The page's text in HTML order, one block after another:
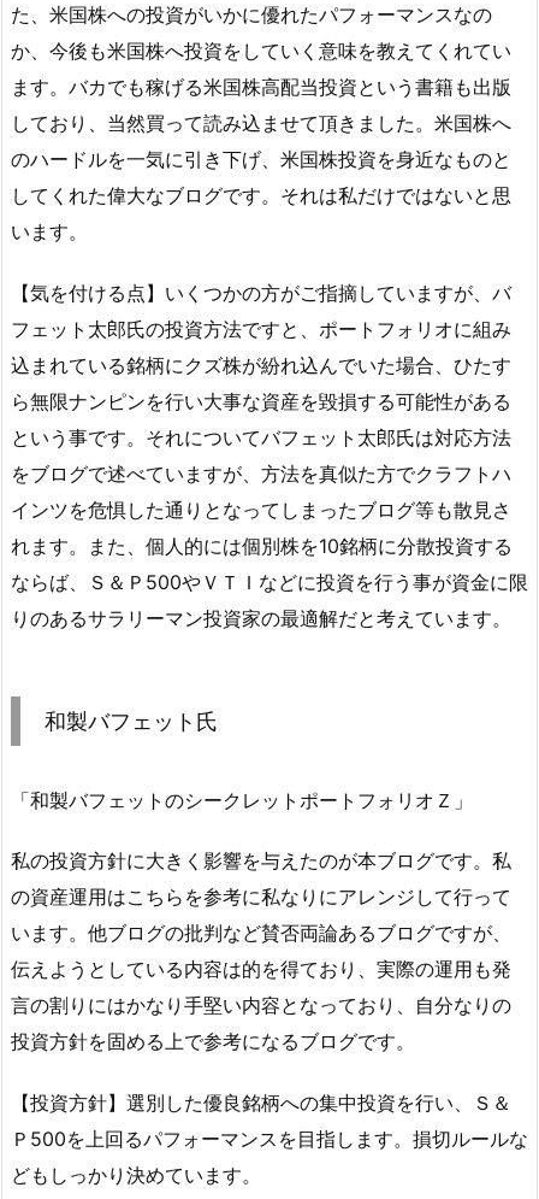
た、米国株への投資がいかに優れたパフォーマンスなの
か、今後も米国株へ投資をしていく意味を教えてくれてい
ます。バカでも稼げる米国株高配当投資という書籍も出版
しており、当然買って読み込ませて頂きました。米国株へ
のハードルを一気に引き下げ、米国株投資を身近なものと
してくれた偉大なブログです。それは私だけではないと思
います。
【気を付ける点】いくつかの方がご指摘していますが、バ
フェット太郎氏の投資方法ですと、ポートフォリオに組み
込まれている銘柄にクズ株が紛れ込んでいた場合、ひたす
ら無限ナンピンを行い大事な資産を毀損する可能性がある
という事です。それについてバフェット太郎氏は対応方法
をブログで述べていますが、方法を真似た方でクラフトハ
インツを危惧した通りとなってしまったブログ等も散見さ
れます。また、個人的には個別株を10銘柄に分散投資する
ならば、Ｓ＆Ｐ500やＶＴＩなどに投資を行う事が資金に限
りのあるサラリーマン投資家の最適解だと考えています。
和製バフェット氏
「和製バフェットのシークレットポートフォリオＺ」
私の投資方針に大きく影響を与えたのが本ブログです。私
の資産運用はこちらを参考に私なりにアレンジして行って
います。他ブログの批判など賛否両論あるブログですが、
伝えようとしている内容は的を得ており、実際の運用も発
言の割りにはかなり手堅い内容となっており、自分なりの
投資方針を固める上で参考になるブログです。
【投資方針】選別した優良銘柄への集中投資を行い、Ｓ＆
Ｐ500を上回るパフォーマンスを目指します。損切ルールな
どもしっかり決めています。